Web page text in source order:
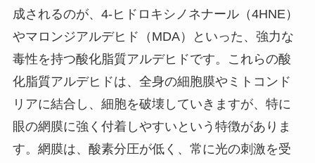
成されるのが、4-ヒドロキシノネナール（4HNE）
やマロンジアルデヒド（MDA）といった、強力な
毒性を持つ酸化脂質アルデヒドです。これらの酸
化脂質アルデヒドは、全身の細胞膜やミトコンド
リアに結合し、細胞を破壊していきますが、特に
眼の網膜に強く付着しやすいという特徴がありま
す。網膜は、酸素分圧が低く、常に光の刺激を受